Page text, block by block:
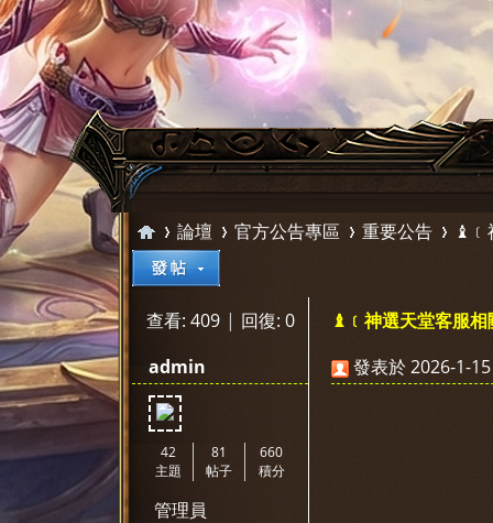
神»
論壇
›
官方公告專區
›
重要公告
›
♝﹝
查看: 409 | 回復: 0 ♝﹝神選天堂客服
admin
42
主題
81
帖子
660
積分
管理員
發表於 2026-1-